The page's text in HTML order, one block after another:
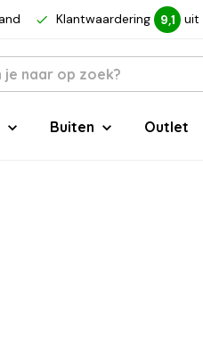
Klantwaardering 9,1 uit
Buiten Outlet